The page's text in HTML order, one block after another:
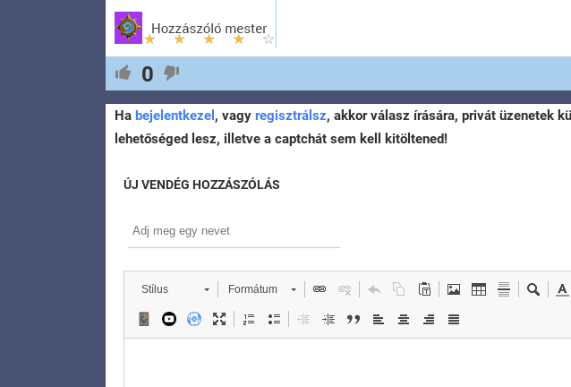
0
Ha bejelentkezel , vagy regisztrálsz, akkor válasz írására, privát üzenetek
lehetőséged lesz, illetve a captchát sem kell kitöltened!
ÚJ VENDÉG HOZZÁSZÓLÁS
Stílus Formátum